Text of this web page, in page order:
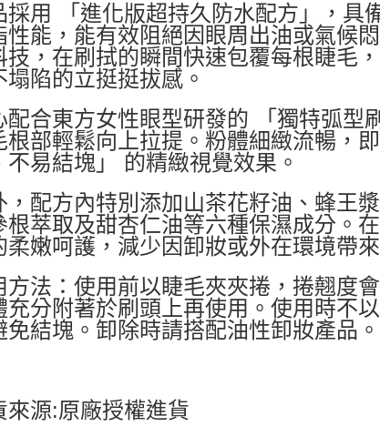
採用 「進化版超持久防水配方」，具
性能，能有效阻絕因眼周出油或氣候
技，在刷拭的瞬間快速包覆每根睫毛
塌陷的立挺挺拔感。
配合東方女性眼型研發的 「獨特弧型
根部輕鬆向上拉提。粉體細緻流暢，
不易結塊」 的精緻視覺效果。
，配方內特別添加山茶花籽油、蜂王
根萃取及甜杏仁油等六種保濕成分。
柔嫩呵護，減少因卸妝或外在環境帶
方法：使用前以睫毛夾夾捲，捲翹度
充分附著於刷頭上再使用。使用時不
免結塊。卸除時請搭配油性卸妝產品。
來源:原廠授權進貨